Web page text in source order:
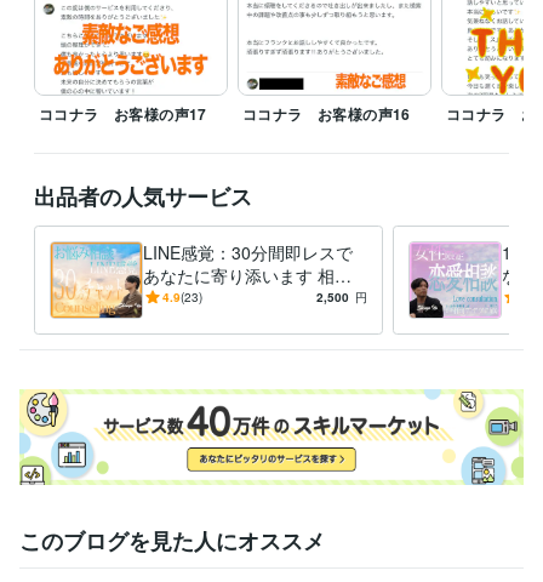
各相談ごとに色分けをしてあります。
・あなたの気持ちや悩みを
電話で話せるサービス
・恋愛相談
・介護相談　　　など
あなたの気持ちをここで話せます！！
待機中かのご確認を
・お試しチャットサービス
30分即レス
返信回数縛りなし！
まずはココカラ！
・1時間チャットサービス
ココナラ お客様の声17 ココナラ お客様の声16 ココナラ お
出品者の人気サービス
LINE感覚：30分間即レスで
あなたに寄り添います 相談/
愚痴/恋愛/お試しOK/何でも
4.9(23) 2,500 円
1時
なた
び散
しま
このブログを見た人にオススメ